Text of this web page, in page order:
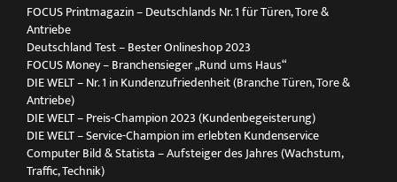
FOCUS Printmagazin – Deutschlands Nr. 1 für Türen, Tore &
Antriebe
Deutschland Test – Bester Onlineshop 2023
FOCUS Money – Branchensieger „Rund ums Haus“
DIE WELT – Nr. 1 in Kundenzufriedenheit (Branche Türen, Tore &
Antriebe)
DIE WELT – Preis-Champion 2023 (Kundenbegeisterung)
DIE WELT – Service-Champion im erlebten Kundenservice
Computer Bild & Statista – Aufsteiger des Jahres (Wachstum,
Traffic, Technik)